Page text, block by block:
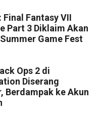
Final Fantasy VII
Part 3 Diklaim Akan
Game Fest
Ops 2 di
Diserang
Berdampak ke Akun